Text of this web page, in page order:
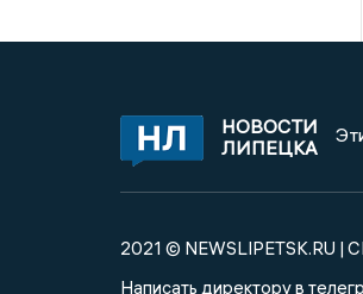
НОВОСТИ
ЛИПЕЦКА
2021 © NEWSLIPETSK.RU |
Написать директору в